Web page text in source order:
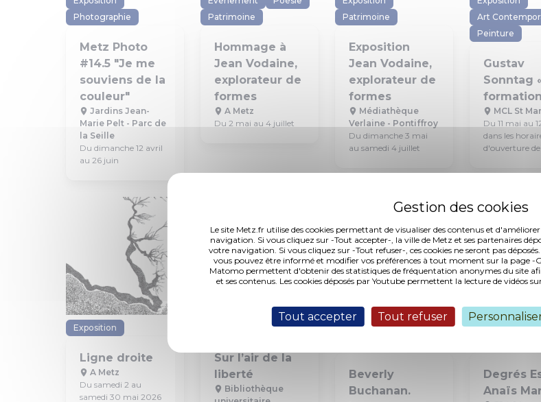
Le site Metz.fr utilise des cookies permettant de visualiser des contenus et
navigation. Si vous cliquez sur -Tout accepter-, la ville de Metz et ses partenaires
votre navigation. Si vous cliquez sur -Tout refuser-, ces cookies ne seront pas
vous pouvez être informé et modifier vos préférences à tout moment sur la page -
Matomo permettent d'obtenir des statistiques de fréquentation anonymes du site
et ses contenus. Les cookies déposés par Youtube permettent la lecture de vidéos
Tout accepter Tout refuser
Photographie
Metz Photo
#14.5 "Je me
souviens de la
couleur"
Jardins Jean-
Marie Pelt - Parc de
la Seille
Du dimanche 12 avril
au 26 juin
Patrimoine
Hommage à
Jean Vodaine,
explorateur de
formes
A Metz
Du 2 mai au 4 juillet
Patrimoine
Exposition
Jean Vodaine,
explorateur de
formes
Médiathèque
Verlaine - Pontiffroy
Du dimanche 3 mai
au samedi 4 juillet
Art
Peinture
Gustav
Sonntag
MCL St
Du 11 mai au
dans les
d'ouverture
Exposition
Ligne droite
A Metz
Du samedi 2 au
samedi 30 mai 2026
Sur l’air de la
liberté
Bibliothèque
Exposition
Beverly
Buchanan.
Exposition
Degrés
Anaïs